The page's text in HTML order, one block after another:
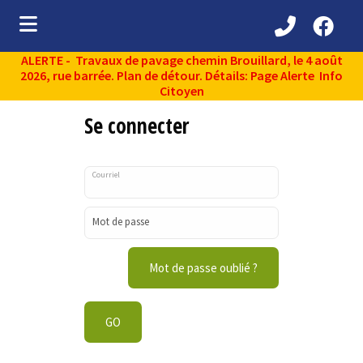
(Découvrir )
(Administration municipale )
(Services aux citoyens )
(Environnement )
ALERTE - Travaux de pavage chemin Brouillard, le 4 août
2026, rue barrée. Plan de détour. Détails: Page Alerte Info
Citoyen
Se connecter
Courriel
Mot de passe